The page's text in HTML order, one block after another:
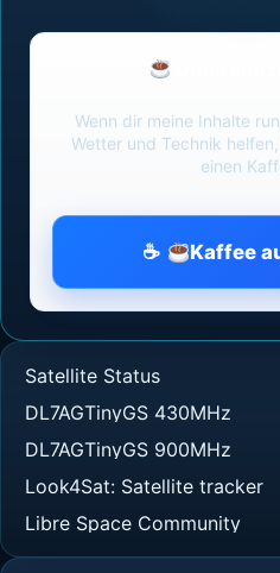
Wenn dir meine Inhalte
Wetter und Technik
einen
Kaffee
Satellite Status
DL7AGTinyGS 430MHz
DL7AGTinyGS 900MHz
Look4Sat: Satellite tracker
Libre Space Community